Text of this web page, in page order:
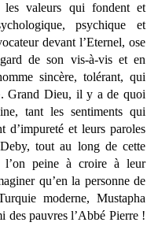
les valeurs qui fondent et
psychique et
devant l’Eternel, ose
de son vis-à-vis et en
sincère, tolérant, qui
Grand Dieu, il y a de quoi
tant les sentiments qui
d’impureté et leurs paroles
tout au long de cette
l’on peine à croire à leur
qu’en la personne de
moderne, Mustapha
des pauvres l’Abbé Pierre !